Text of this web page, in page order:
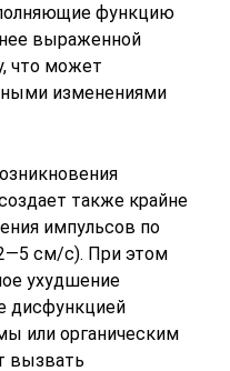
функцию
выраженной
что может
изменениями
также крайне
импульсов по
см/с). При этом
ухудшение
дисфункцией
или органическим
вызвать